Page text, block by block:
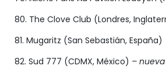
80. The Clove Club (Londres,
81. Mugaritz (San Sebastián, España)
82. Sud 777 (CDMX, México) –